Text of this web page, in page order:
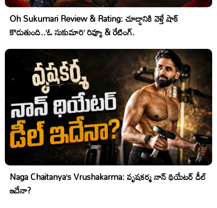
Oh Sukumari Review & Rating: చూడ్డానికి వెళ్తే షాక్
కొడుతుంది..’ఓ సుకుమారి’ రివ్యూ & రేటింగ్.
Naga Chaitanya’s Vrushakarma: వృషకర్మ నాన్ థియేటర్ డీల్
ఇదేనా?